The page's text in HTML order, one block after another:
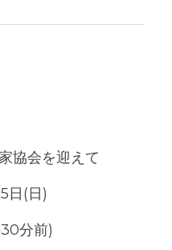
協会を迎えて
日(日)
分前)